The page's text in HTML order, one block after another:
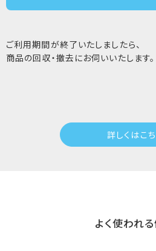
ご利用期間が終了いたしましたら、
商品の回収・撤去にお伺いいたします。
詳しくはこ
よく使われ